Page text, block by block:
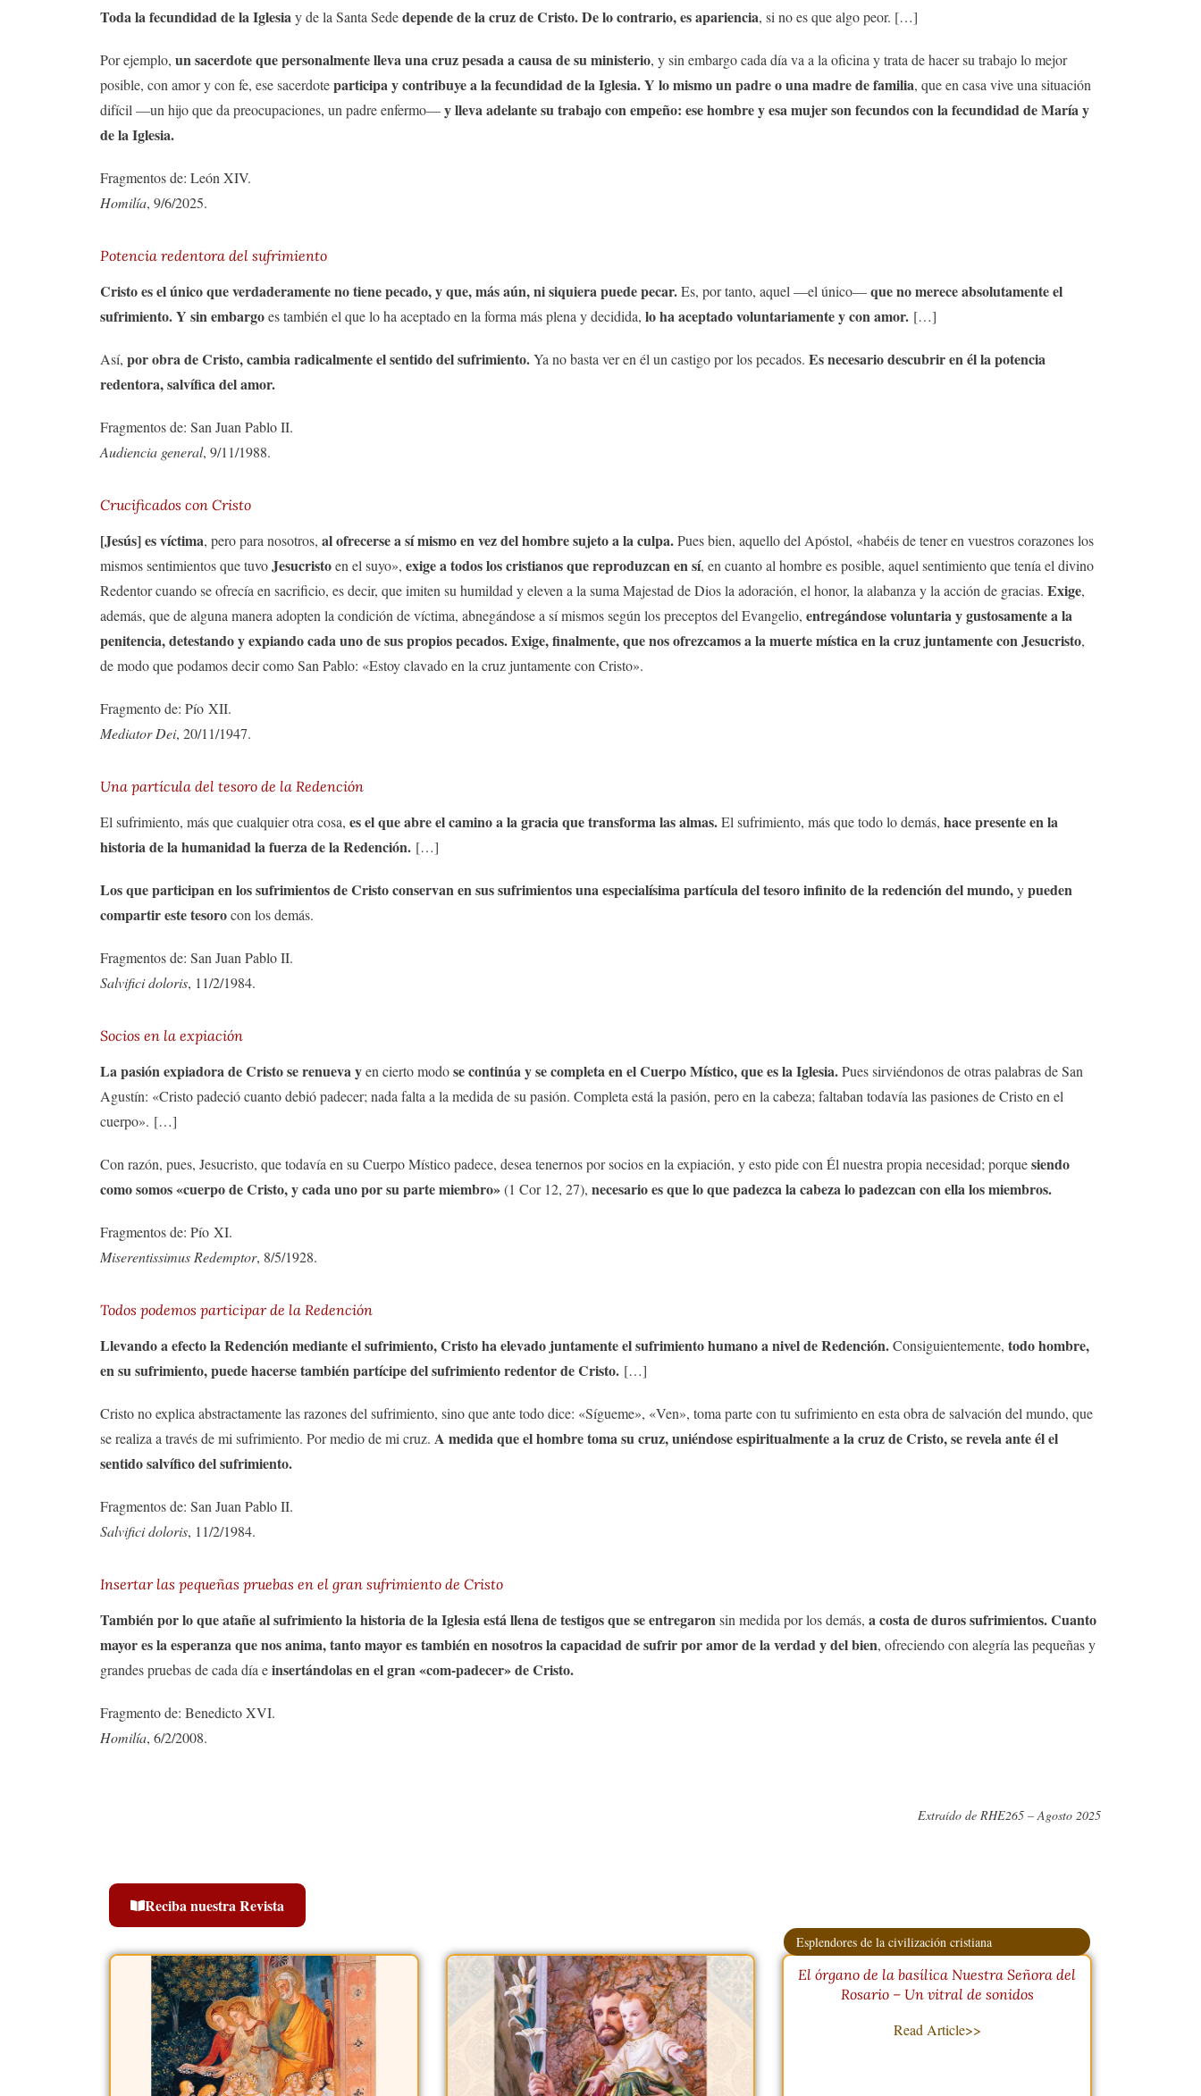
Toda la fecundidad de la Iglesiay de la Santa Sededepende de la cruz de Cristo.De lo contrario, es apariencia, si no es que algo peor. […]
Por ejemplo, un sacerdote que personalmente lleva una cruz pesada a causa de su ministerio, y sin embargo cada día va a la oficina y trata de hacer su trabajo lo mejor
posible, con amor y con fe, ese sacerdoteparticipa y contribuye a la fecundidad de la Iglesia. Y lo mismo un padre o una madre de familia, que en casa vive una situación
difícil —un hijo que da preocupaciones, un padre enfermo—y lleva adelante su trabajo con empeño: ese hombre y esa mujer son fecundos con la fecundidad de María y
de la Iglesia.
Fragmentos de: León XIV.
Homilía, 9/6/2025.
Potencia redentora del sufrimiento
Cristo es el único que verdaderamente no tiene pecado, y que, más aún, ni siquiera puede pecar.Es, por tanto, aquel —el único—que no merece absolutamente el
sufrimiento. Y sin embargoes también el que lo ha aceptado en la forma más plena y decidida, lo ha aceptado voluntariamente y con amor. […]
Así, por obra de Cristo, cambia radicalmente el sentido del sufrimiento.Ya no basta ver en él un castigo por los pecados. Es necesario descubrir en él la potencia
redentora, salvífica del amor.
Fragmentos de: San Juan Pablo II.
Audiencia general, 9/11/1988.
Crucificados con Cristo
[Jesús] es víctima, pero para nosotros, al ofrecerse a sí mismo en vez del hombre sujeto a la culpa.Pues bien, aquello del Apóstol, «habéis de tener en vuestros corazones los
mismos sentimientos que tuvoJesucristoen el suyo», exige a todos los cristianos que reproduzcan en sí, en cuanto al hombre es posible, aquel sentimiento que tenía el divino
Redentor cuando se ofrecía en sacrificio, es decir, que imiten su humildad y eleven a la suma Majestad de Dios la adoración, el honor, la alabanza y la acción de gracias. Exige,
además, que de alguna manera adopten la condición de víctima, abnegándose a sí mismos según los preceptos del Evangelio, entregándose voluntaria y gustosamente a la
penitencia, detestando y expiando cada uno de sus propios pecados. Exige, finalmente, que nos ofrezcamos a la muerte mística en la cruz juntamente con Jesucristo,
de modo que podamos decir como San Pablo: «Estoy clavado en la cruz juntamente con Cristo».
Fragmento de: Pío XII.
Mediator Dei, 20/11/1947.
Una partícula del tesoro de la Redención
El sufrimiento, más que cualquier otra cosa, es el que abre el camino a la gracia que transforma las almas.El sufrimiento, más que todo lo demás, hace presente en la
historia de la humanidad la fuerza de la Redención. […]
Los que participan en los sufrimientos de Cristo conservan en sus sufrimientos una especialísima partícula del tesoro infinito de la redención del mundo,ypueden
compartir este tesorocon los demás.
Fragmentos de: San Juan Pablo II.
Salvifici doloris, 11/2/1984.
Socios en la expiación
La pasión expiadora de Cristo se renueva yen cierto modose continúa y se completa en el Cuerpo Místico, que es la Iglesia.Pues sirviéndonos de otras palabras de San
Agustín: «Cristo padeció cuanto debió padecer; nada falta a la medida de su pasión. Completa está la pasión, pero en la cabeza; faltaban todavía las pasiones de Cristo en el
cuerpo». […]
Con razón, pues, Jesucristo, que todavía en su Cuerpo Místico padece, desea tenernos por socios en la expiación, y esto pide con Él nuestra propia necesidad; porquesiendo
como somos «cuerpo de Cristo, y cada uno por su parte miembro»(1 Cor 12, 27), necesario es que lo que padezca la cabeza lo padezcan con ella los miembros.
Fragmentos de: Pío XI.
Miserentissimus Redemptor, 8/5/1928.
Todos podemos participar de la Redención
Llevando a efecto la Redención mediante el sufrimiento, Cristo ha elevado juntamente el sufrimiento humano a nivel de Redención.Consiguientemente, todo hombre,
en su sufrimiento, puede hacerse también partícipe del sufrimiento redentor de Cristo. […]
Cristo no explica abstractamente las razones del sufrimiento, sino que ante todo dice: «Sígueme», «Ven», toma parte con tu sufrimiento en esta obra de salvación del mundo, que
se realiza a través de mi sufrimiento. Por medio de mi cruz. A medida que el hombre toma su cruz, uniéndose espiritualmente a la cruz de Cristo, se revela ante él el
sentido salvífico del sufrimiento.
Fragmentos de: San Juan Pablo II.
Salvifici doloris, 11/2/1984.
Insertar las pequeñas pruebas en el gran sufrimiento de Cristo
También por lo que atañe al sufrimiento la historia de la Iglesia está llena de testigos que se entregaronsin medida por los demás, a costa de duros sufrimientos. Cuanto
mayor es la esperanza que nos anima, tanto mayor es también en nosotros la capacidad de sufrir por amor de la verdad y del bien, ofreciendo con alegría las pequeñas y
grandes pruebas de cada día einsertándolas en el gran «com-padecer» de Cristo.
Fragmento de: Benedicto XVI.
Homilía, 6/2/2008.
Extraído de RHE265 – Agosto 2025
Reciba nuestra Revista
Esplendores de la civilización cristiana
El órgano de la basílica Nuestra Señora del
Rosario – Un vitral de sonidos
Read Article>>